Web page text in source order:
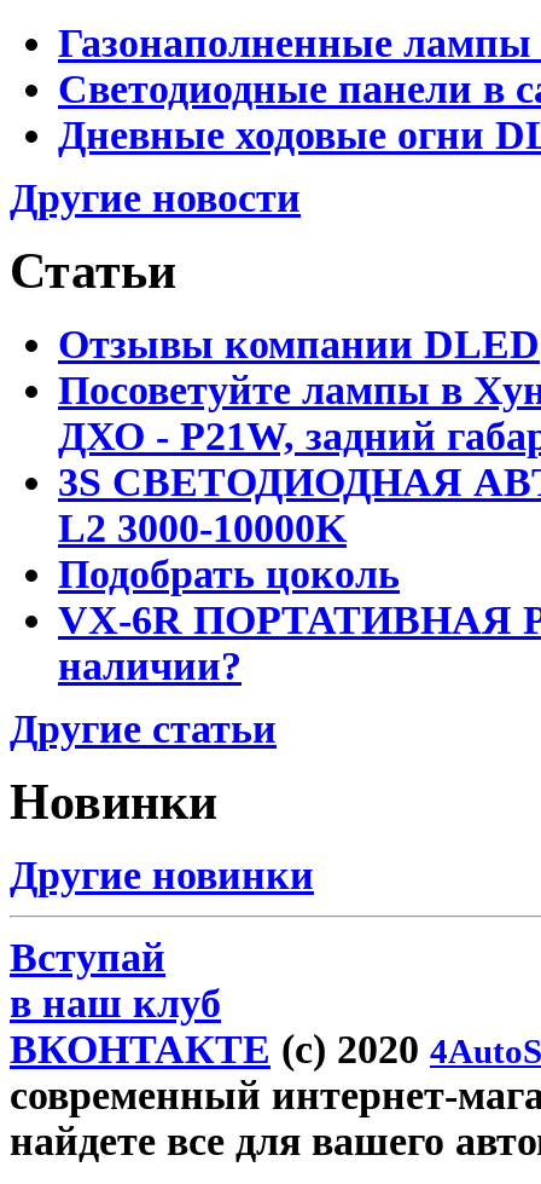
Газонаполненные
Светодиодные панели в
Дневные ходовые огни
Другие новости
Статьи
Отзывы компании DLED
Посоветуйте лампы в
ДХО - P21W, задний
3S СВЕТОДИОДНАЯ
L2 3000-10000K
Подобрать цоколь
VX-6R ПОРТАТИВНАЯ
наличии?
Другие статьи
Новинки
Другие новинки
Вступай
в наш клуб
ВКОНТАКТЕ (c) 2020
современный интернет-
найдете все для вашего